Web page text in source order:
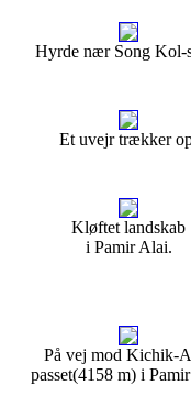
Hyrde nær Song Kol-
Et uvejr trækker
Kløftet landskab
i Pamir Alai.
På vej mod Kichik-
passet(4158 m) i